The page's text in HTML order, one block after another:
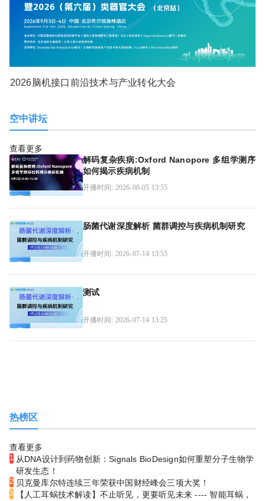
2026脑机接口前沿技术与产业转化大会
空中讲坛
查看更多
解码复杂疾病:Oxford Nanopore 多组学测序
如何揭示疾病机制
开播时间: 2026-08-05 13:55
肠菌代谢深度解析 菌群调控与疾病机制研究
开播时间: 2026-07-14 13:55
测试
开播时间: 2026-07-14 13:25
热榜区
查看更多
1 从DNA设计到药物创新：Signals BioDesign如何重塑分子生物学
研发生态！
2 贝克曼库尔特连续三年荣获中国财经峰会三项大奖！
3
【人工耳蜗技术解读】不止听见，更要听见未来 ---- 智能耳蜗，